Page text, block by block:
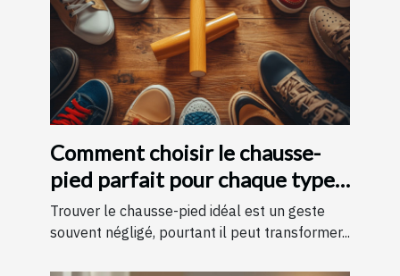
Comment choisir le chausse-
pied parfait pour chaque type
de chaussure
Trouver le chausse-pied idéal est un geste
souvent négligé, pourtant il peut transformer...